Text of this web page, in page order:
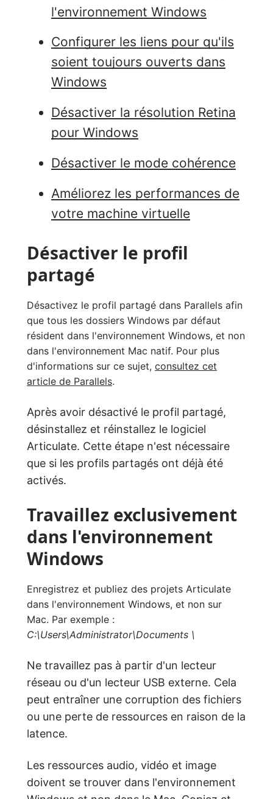
l'environnement Windows
Configurer les liens pour qu'ils
soient toujours ouverts dans
Windows
Désactiver la résolution Retina
pour Windows
Désactiver le mode cohérence
Améliorez les performances de
votre machine virtuelle
Désactiver le profil
partagé
Désactivez le profil partagé dans Parallels afin
que tous les dossiers Windows par défaut
résident dans l'environnement Windows, et non
dans l'environnement Mac natif. Pour plus
d'informations sur ce sujet, consultez cet
article de Parallels.
Après avoir désactivé le profil partagé,
désinstallez et réinstallez le logiciel
Articulate. Cette étape n'est nécessaire
que si les profils partagés ont déjà été
activés.
Travaillez exclusivement
dans l'environnement
Windows
Enregistrez et publiez des projets Articulate
dans l'environnement Windows, et non sur
Mac. Par exemple :
C:\Users\Administrator\Documents \
Ne travaillez pas à partir d'un lecteur
réseau ou d'un lecteur USB externe. Cela
peut entraîner une corruption des fichiers
ou une perte de ressources en raison de la
latence.
Les ressources audio, vidéo et image
doivent se trouver dans l'environnement